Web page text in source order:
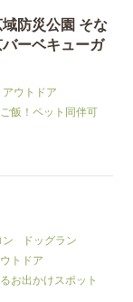
防災公園 そな
ーベキューガ
アウトドア
飯！ペット同伴可
ン
ドッグラン
トドア
お出かけスポット